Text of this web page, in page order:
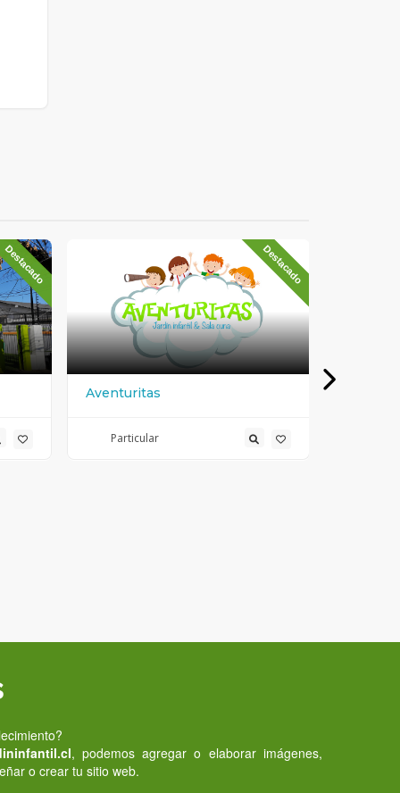
Destacado Destacado
Aventuritas
Particular
, podemos agregar o elaborar imágenes,
o crear tu sitio web.